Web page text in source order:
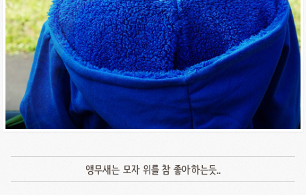
앵무새는 모자 위를 참 좋아하는듯..